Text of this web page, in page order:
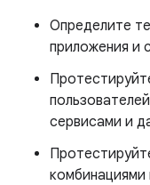
Определите
приложения и
сервисами и
комбинациями